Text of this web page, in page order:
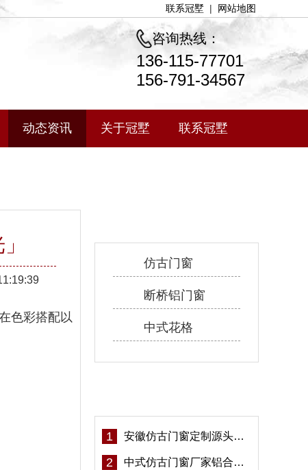
联系冠墅 | 网站地图
咨询热线：
136-115-77701
156-791-34567
动态资讯 关于冠墅 联系冠墅
色彩搭配以
仿古门窗
断桥铝门窗
中式花格
1 安徽仿古门窗定制源头厂家 好打理免维护-冠墅阳光
2 中式仿古门窗厂家铝合金仿古门窗定制 5年质保